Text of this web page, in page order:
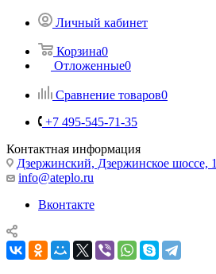
Личный кабинет
Корзина0
Отложенные0
Сравнение товаров0
+7 495-545-71-35
Контактная информация
Дзержинский, Дзержинское шоссе, 1
info@ateplo.ru
Вконтакте